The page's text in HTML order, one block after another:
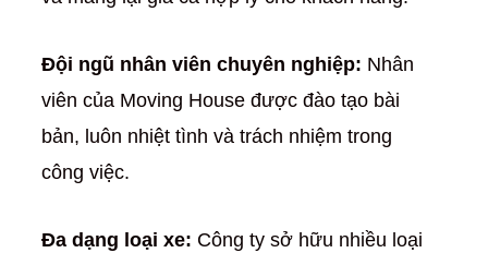
Đội ngũ nhân viên chuyên nghiệp: Nhân
viên của Moving House được đào tạo bài
bản, luôn nhiệt tình và trách nhiệm trong
công việc.
Đa dạng loại xe: Công ty sở hữu nhiều loại